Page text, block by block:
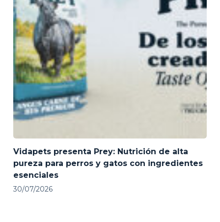
Vidapets presenta Prey: Nutrición de alta
pureza para perros y gatos con ingredientes
esenciales
30/07/2026